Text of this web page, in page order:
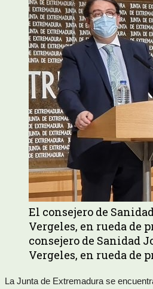
El consejero de
Vergeles, en rueda de
consejero de Sanidad
Vergeles, en rueda de
La Junta de Extremadura se